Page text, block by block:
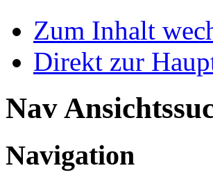
Zum Inhalt
Direkt zur
Nav
Navigation